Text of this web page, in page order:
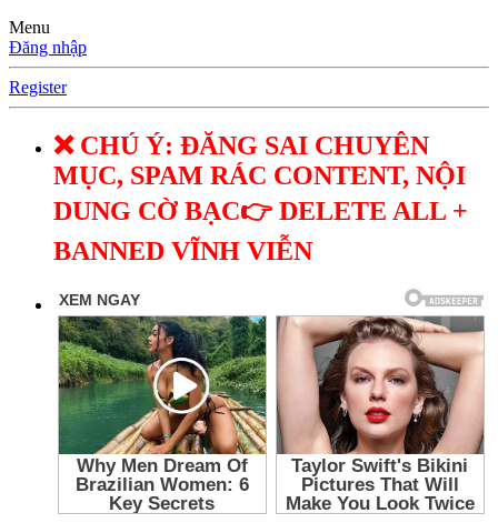
Menu
Đăng nhập
Register
❌ CHÚ Ý: ĐĂNG SAI CHUYÊN
MỤC, SPAM RÁC CONTENT, NỘI
DUNG CỜ BẠC👉 DELETE ALL +
BANNED VĨNH VIỄN